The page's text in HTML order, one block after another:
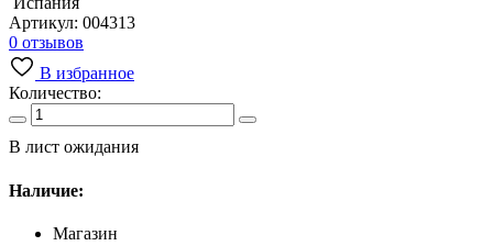
Артикул: 004313
0 отзывов
В избранное
Количество:
В лист ожидания
Наличие:
Магазин